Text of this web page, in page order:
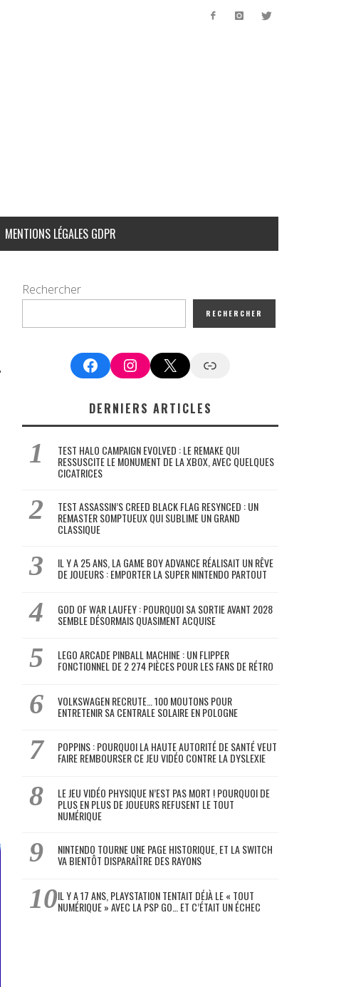
MENTIONS LÉGALES GDPR
Rechercher
RECHERCHER
FacebookInstagram
X Google News
DERNIERS ARTICLES
TEST HALO CAMPAIGN EVOLVED : LE REMAKE QUI
RESSUSCITE LE MONUMENT DE LA XBOX, AVEC QUELQUES
CICATRICES
TEST ASSASSIN’S CREED BLACK FLAG RESYNCED : UN
REMASTER SOMPTUEUX QUI SUBLIME UN GRAND
CLASSIQUE
IL Y A 25 ANS, LA GAME BOY ADVANCE RÉALISAIT UN RÊVE
DE JOUEURS : EMPORTER LA SUPER NINTENDO PARTOUT
GOD OF WAR LAUFEY : POURQUOI SA SORTIE AVANT 2028
SEMBLE DÉSORMAIS QUASIMENT ACQUISE
LEGO ARCADE PINBALL MACHINE : UN FLIPPER
FONCTIONNEL DE 2 274 PIÈCES POUR LES FANS DE RÉTRO
VOLKSWAGEN RECRUTE… 100 MOUTONS POUR
ENTRETENIR SA CENTRALE SOLAIRE EN POLOGNE
POPPINS : POURQUOI LA HAUTE AUTORITÉ DE SANTÉ VEUT
FAIRE REMBOURSER CE JEU VIDÉO CONTRE LA DYSLEXIE
LE JEU VIDÉO PHYSIQUE N’EST PAS MORT ! POURQUOI DE
PLUS EN PLUS DE JOUEURS REFUSENT LE TOUT
NUMÉRIQUE
NINTENDO TOURNE UNE PAGE HISTORIQUE, ET LA SWITCH
VA BIENTÔT DISPARAÎTRE DES RAYONS
IL Y A 17 ANS, PLAYSTATION TENTAIT DÉJÀ LE « TOUT
NUMÉRIQUE » AVEC LA PSP GO… ET C’ÉTAIT UN ÉCHEC